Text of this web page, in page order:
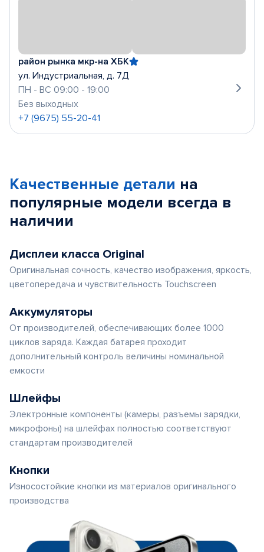
район рынка мкр-на ХБК
ул. Индустриальная, д. 7Д
ПН - ВС 09:00 - 19:00
Без выходных
+7 (9675) 55-20-41
Качественные детали на
популярные модели всегда в
наличии
Дисплеи класса Original
Оригинальная сочность, качество изображения, яркость,
цветопередача и чувствительность Touchscreen
Аккумуляторы
От производителей, обеспечивающих более 1000
циклов заряда. Каждая батарея проходит
дополнительный контроль величины номинальной
емкости
Шлейфы
Электронные компоненты (камеры, разъемы зарядки,
микрофоны) на шлейфах полностью соответствуют
стандартам производителей
Кнопки
Износостойкие кнопки из материалов оригинального
производства